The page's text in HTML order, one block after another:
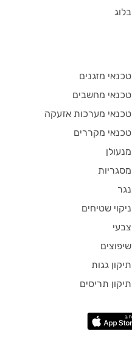
בלוג
טכנאי מזגנים
טכנאי מחשבים
טכנאי מערכות אזעקה
טכנאי מקררים
מנעולן
מסגריות
נגר
ניקוי שטיחים
צבעי
שיפוצים
תיקון גגות
תיקון תריסים